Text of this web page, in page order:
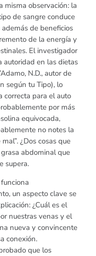
misma observación: la
de sangre conduce
de beneficios
de la energía y
El investigador
autoridad en las dietas
N.D., autor de
según tu Tipo), lo
correcta para el auto
por más
equivocada,
no notes la
¿Dos cosas que
abdominal que
supera.
un aspecto clave se
¿Cuál es el
nuestras venas y el
nueva y convincente
conexión.
que los